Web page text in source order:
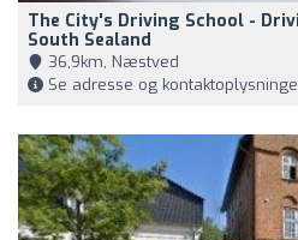
The City's Driving School -
South Sealand
36,9km, Næstved
Se adresse og